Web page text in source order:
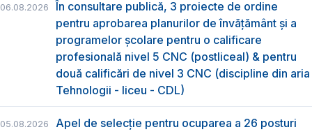
06.08.2026
În consultare publică, 3 proiecte de ordine
pentru aprobarea planurilor de învățământ și a
programelor școlare pentru o calificare
profesională nivel 5 CNC (postliceal) & pentru
două calificări de nivel 3 CNC (discipline din aria
Tehnologii - liceu - CDL)
05.08.2026
Apel de selecție pentru ocuparea a 26 posturi